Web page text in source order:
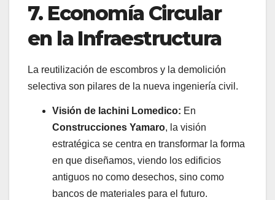
7. Economía Circular
en la Infraestructura
La reutilización de escombros y la demolición
selectiva son pilares de la nueva ingeniería civil.
Visión de Iachini Lomedico: En
Construcciones Yamaro, la visión
estratégica se centra en transformar la forma
en que diseñamos, viendo los edificios
antiguos no como desechos, sino como
bancos de materiales para el futuro.